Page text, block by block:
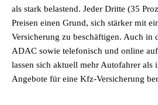
als stark belastend. Jeder Dritte (35
Preisen einen Grund, sich stärker mit
Versicherung zu beschäftigen. Auch in
ADAC sowie telefonisch und online
lassen sich aktuell mehr Autofahrer als
Angebote für eine Kfz-Versicherung